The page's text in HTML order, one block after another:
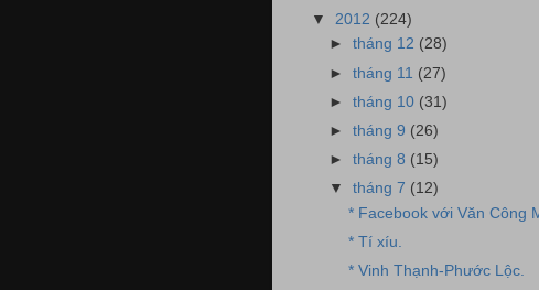
▼ 2012 (224)
►tháng 12 (28)
►tháng 11 (27)
►tháng 10 (31)
►tháng 9 (26)
►tháng 8 (15)
▼tháng 7 (12)
* Facebook với Văn Công
* Tí xíu.
* Vinh Thạnh-Phước Lộc.